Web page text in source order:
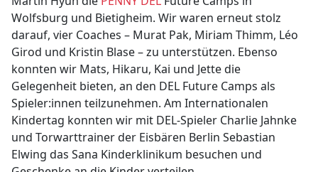
Wolfsburg und Bietigheim. Wir waren erneut stolz
darauf, vier Coaches – Murat Pak, Miriam Thimm, Léo
Girod und Kristin Blase – zu unterstützen. Ebenso
konnten wir Mats, Hikaru, Kai und Jette die
Gelegenheit bieten, an den DEL Future Camps als
Spieler:innen teilzunehmen. Am Internationalen
Kindertag konnten wir mit DEL-Spieler Charlie Jahnke
und Torwarttrainer der Eisbären Berlin Sebastian
Elwing das Sana Kinderklinikum besuchen und